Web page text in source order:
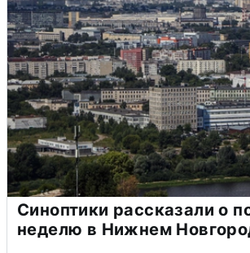
Синоптики рассказали о
неделю в Нижнем